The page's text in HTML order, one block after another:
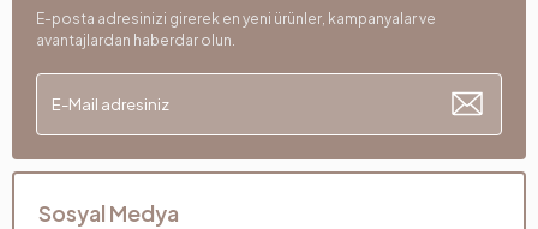
E-posta adresinizi girerek en yeni ürünler, kampanyalar ve
avantajlardan haberdar olun.
Sosyal Medya